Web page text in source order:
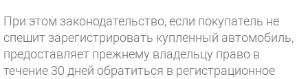
При этом законодательство, если покупатель не
спешит зарегистрировать купленный автомобиль,
предоставляет прежнему владельцу право в
течение 30 дней обратиться в регистрационное